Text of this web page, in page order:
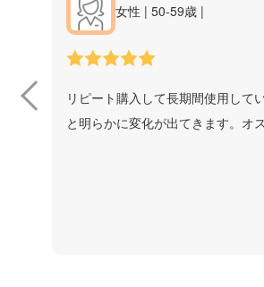
ール
女性 | 50-59歳 |
リピート購入して長期間使用して
と明らかに変化が出てきます。オ